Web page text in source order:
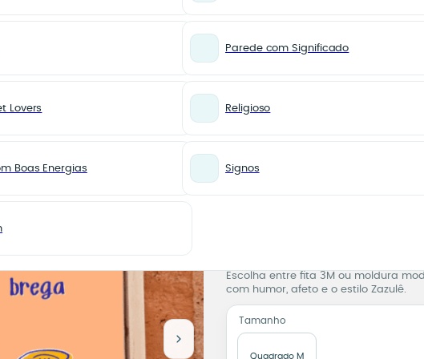
Parede com Significado
Lovers Religioso
Boas Energias Signos
– Mesa de Bar
Azulejo
Amor é Brega
Azulejo 15×15 cm com a frase “O
Escolha entre fita 3M ou moldura
com humor, afeto e o estilo Zazulê.
Tamanho
Quadrado M